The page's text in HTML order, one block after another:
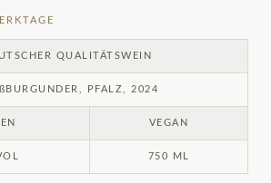
QUALITÄTSWEIN
PFALZ, 2024
VEGAN
750 ML